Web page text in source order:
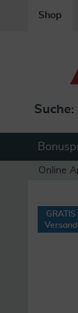
Shop
Suche:
Online
GRATIS
Versand